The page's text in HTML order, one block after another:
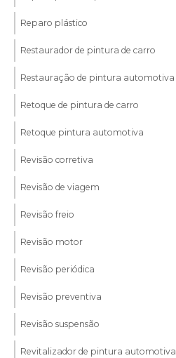
Reparo plástico
Restaurador de pintura de carro
Restauração de pintura automotiva
Retoque de pintura de carro
Retoque pintura automotiva
Revisão corretiva
Revisão de viagem
Revisão freio
Revisão motor
Revisão periódica
Revisão preventiva
Revisão suspensão
Revitalizador de pintura automotiva